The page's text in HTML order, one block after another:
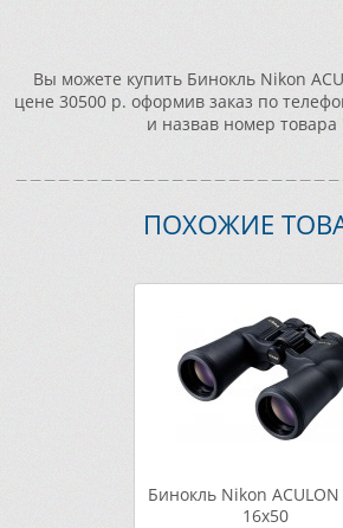
Вы можете купить Бинокль Nikon
цене 30500 р. оформив заказ по
и назвав номер товара
ПОХОЖИЕ
Бинокль Nikon ACULON
16x50